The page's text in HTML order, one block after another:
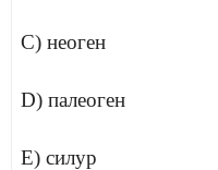
C) неоген
D) палеоген
E) силур